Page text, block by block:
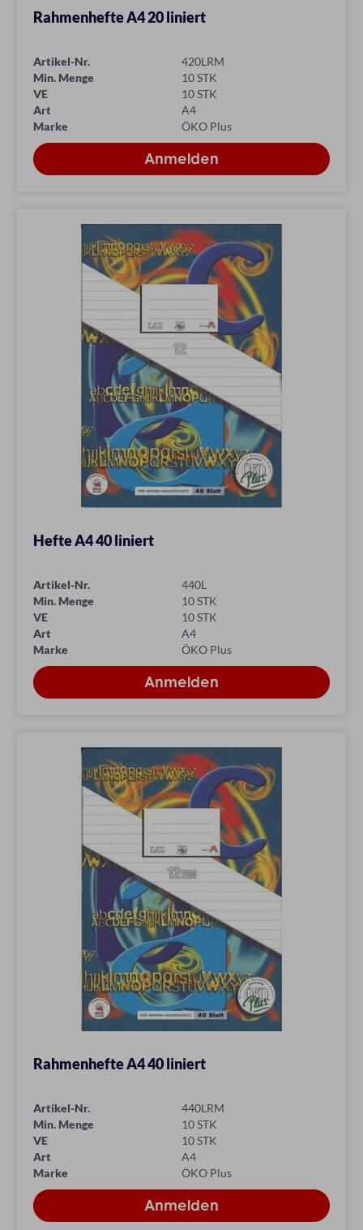
Rahmenhefte A4 20 liniert
Artikel-Nr.
420LRM
Min. Menge
10 STK
VE
10 STK
Art
A4
Marke
ÖKO Plus
Hefte A4 40 liniert
Artikel-Nr.
440L
Min. Menge
10 STK
VE
10 STK
Art
A4
Marke
ÖKO Plus
Rahmenhefte A4 40 liniert
Artikel-Nr.
440LRM
Min. Menge
10 STK
VE
10 STK
Art
A4
Marke
ÖKO Plus